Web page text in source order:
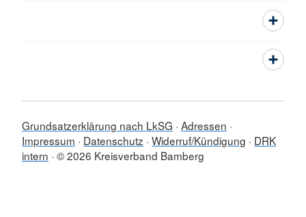
Grundsatzerklärung nach LkSG Adressen
Impressum
Datenschutz Widerruf/Kündigung
DRK
intern © 2026 Kreisverband Bamberg